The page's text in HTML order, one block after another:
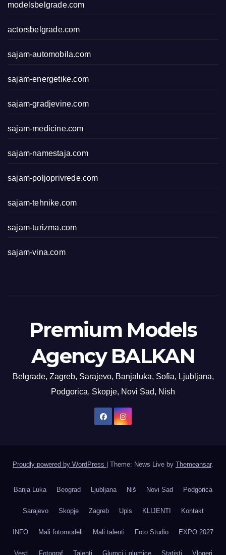
modelsbelgrade.com
actorsbelgrade.com
sajam-automobila.com
sajam-energetike.com
sajam-gradjevine.com
sajam-medicine.com
sajam-namestaja.com
sajam-poljoprivrede.com
sajam-tehnike.com
sajam-turizma.com
sajam-vina.com
Premium Models
Agency BALKAN
Belgrade, Zagreb, Sarajevo, Banjaluka, Sofia, Ljubljana,
Podgorica, Skopje, Novi Sad, Nish
Proudly powered by WordPress Theme: News Live by Themeansar.
Banja Luka Beograd Ljubljana Niš Novi Sad Podgorica
Sarajevo Skopje Zagreb Upis KLIJENTI Kontakt
INFO Mali fotomodeli Mali talenti Foto Studio EXPO 2027
Vesti Fotograf Talenti Glumci i glumice Statisti Vlogeri